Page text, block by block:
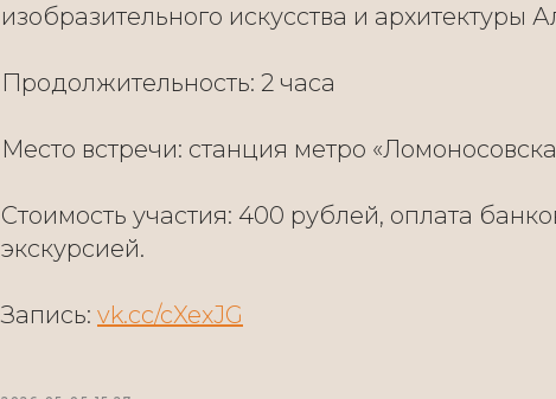
изобразительного искусства и архитектуры
Продолжительность: 2 часа
Место встречи: станция метро
Стоимость участия: 400 рублей, оплата
экскурсией.
Запись: vk.cc/cXexJG